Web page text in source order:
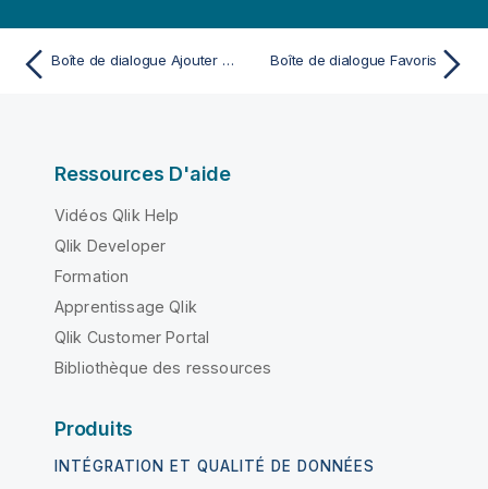
Boîte de dialogue Ajouter un favori Boîte de dialogue Favoris
Ressources D'aide
Vidéos Qlik Help
Qlik Developer
Formation
Apprentissage Qlik
Qlik Customer Portal
Bibliothèque des ressources
Produits
INTÉGRATION ET QUALITÉ DE DONNÉES